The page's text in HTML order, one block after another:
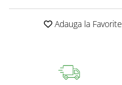
Adauga la Favorite